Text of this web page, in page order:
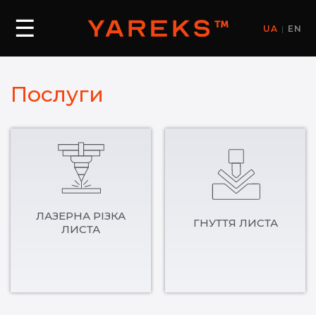
☰ UA | EN
Послуги
ЛАЗЕРНА РІЗКА
ЛИСТА
ГНУТТЯ ЛИСТА